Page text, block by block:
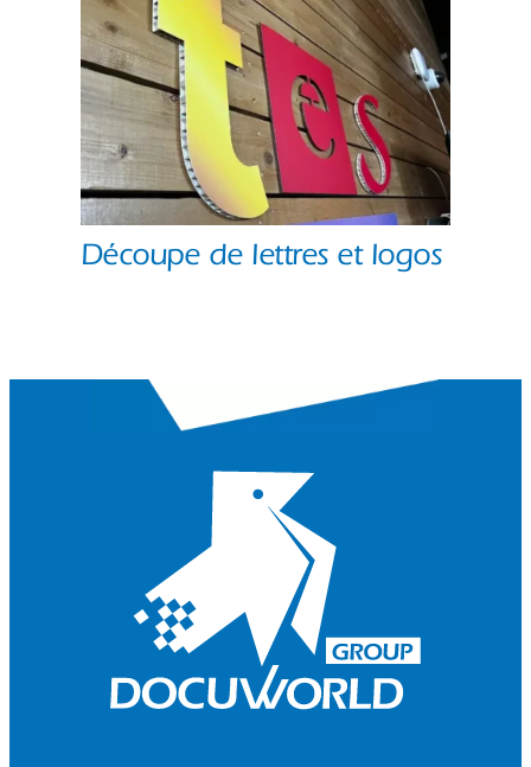
Découpe de lettres et logos